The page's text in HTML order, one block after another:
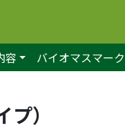
容 バイオマスマーク
）